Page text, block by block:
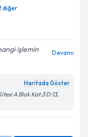
diğer
işlemin
Devamı
Haritada Göster
A Blok Kat:3 D:13,